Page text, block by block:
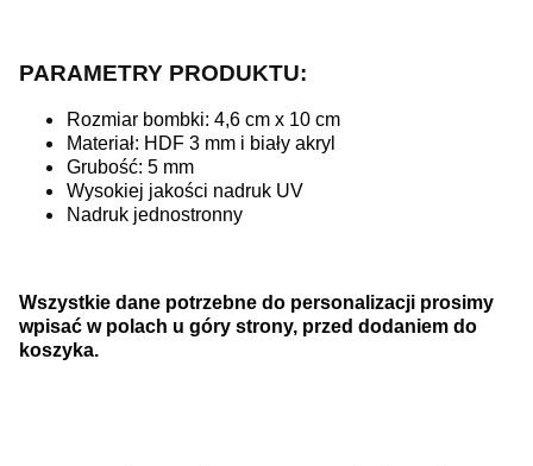
PARAMETRY PRODUKTU:
Rozmiar bombki: 4,6 cm x 10 cm
Materiał: HDF 3 mm i biały akryl
Grubość: 5 mm
Wysokiej jakości nadruk UV
Nadruk jednostronny
Wszystkie dane potrzebne do personalizacji prosimy
wpisać w polach u góry strony, przed dodaniem do
koszyka.